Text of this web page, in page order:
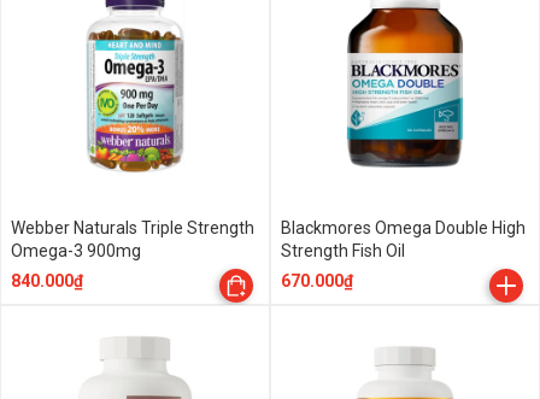
Webber Naturals Triple Strength
Omega-3 900mg
840.000₫
Blackmores Omega Double High
Strength Fish Oil
670.000₫